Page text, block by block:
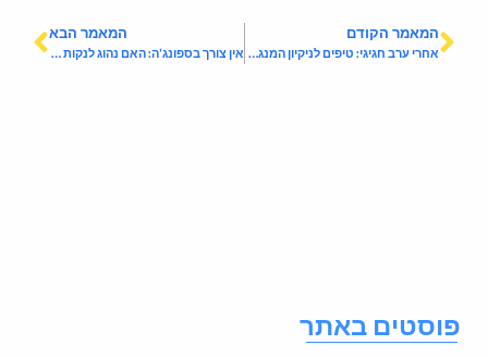
המאמר הקודם
אחרי ערב חגיגי: טיפים לניקיון המנגל בקלות
המאמר הבא
אין צורך בספונג'ה: האם נהוג לנקות חדר שכור לפני הצ'ק אאוט?
באתר